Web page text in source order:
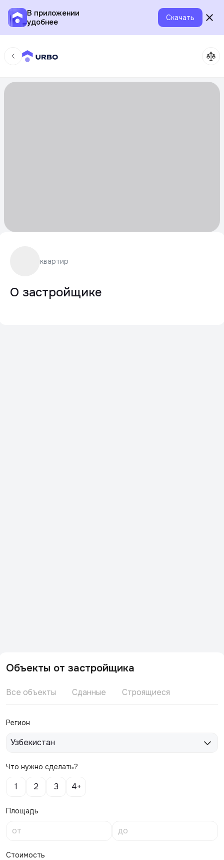
В приложении
удобнее
Скачать
квартир
О застройщике
Объекты от застройщика
Все объекты Сданные Строящиеся
Регион
Узбекистан
Что нужно сделать?
1 2 3 4+
Площадь
Стоимость